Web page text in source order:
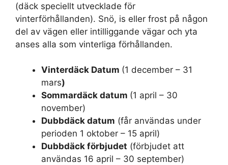
(däck speciellt utvecklade för
vinterförhållanden). Snö, is eller frost på någon
del av vägen eller intilliggande vägar och yta
anses alla som vinterliga förhållanden.
Vinterdäck Datum (1 december – 31
mars)
Sommardäck datum (1 april – 30
november)
Dubbdäck datum (får användas under
perioden 1 oktober – 15 april)
Dubbdäck förbjudet (förbjudet att
användas 16 april – 30 september)